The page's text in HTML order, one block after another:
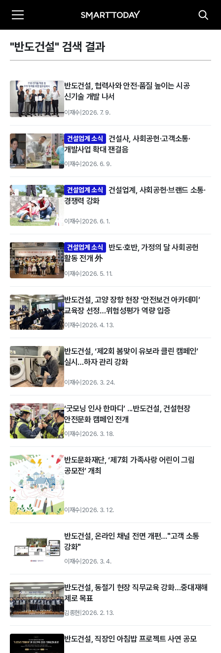
"반도건설" 검색 결과
반도건설, 협력사와 안전·품질 높이는 시공
신기술 개발 나서
이재수 2026. 7. 9.
건설업계 소식
건설사, 사회공헌·고객소통·
개발사업 확대 잰걸음
이재수 2026. 6. 9.
건설업계 소식
건설업계, 사회공헌·브랜드 소통·
경쟁력 강화
이재수 2026. 6. 1.
건설업계 소식
반도·호반, 가정의 달 사회공헌
활동 전개 外
이재수 2026. 5. 11.
반도건설, 고양 장항 현장 ‘안전보건 아카데미’
교육장 선정…위험성평가 역량 입증
이재수 2026. 4. 13.
반도건설, ‘제2회 봄맞이 유보라 클린 캠페인’
실시…하자 관리 강화
이재수 2026. 3. 24.
‘굿모닝 인사 한마디’ ...반도건설, 건설현장
안전문화 캠페인 전개
이재수 2026. 3. 18.
반도문화재단, ‘제7회 가족사랑 어린이 그림
공모전’ 개최
이재수 2026. 3. 12.
반도건설, 온라인 채널 전면 개편…"고객 소통
강화"
이재수 2026. 3. 4.
반도건설, 동절기 현장 직무교육 강화…중대재해
제로 목표
김종현 2026. 2. 13.
반도건설, 직장인 아침밥 프로젝트 사연 공모